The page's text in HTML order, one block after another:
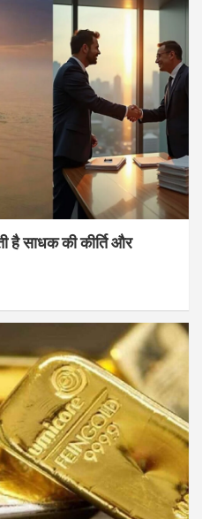
है साधक की कीर्ति और